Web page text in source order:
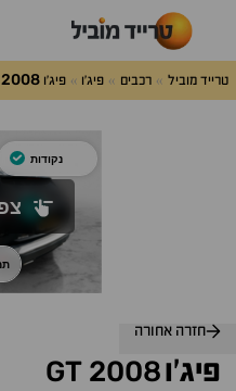
טרייד מוביל רכבים פיג'ו פיג'ו2008
חזרה אחורה
פיג'ו2008
GT